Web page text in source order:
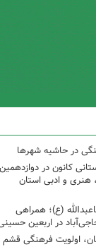
در حاشیه شهرها
کانون در دوازدهمین
و ادبی استان
(ع)؛ همراهی
در اربعین
اولویت فرهنگی قشم